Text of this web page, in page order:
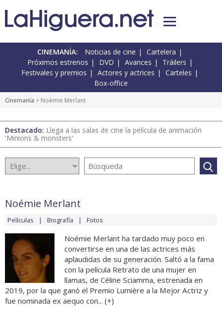
CINEMANÍA: Noticias de cine
Cartelera
Próximos estrenos
DVD Avances
Tráilers
Festivales y premios
Actores y actrices
Carteles
Box-office
Cinemanía > Noémie Merlant
Destacado: Llega a las salas de cine la película de animación
'Minions & monsters'
Noémie Merlant
Películas Biografía Fotos
Noémie Merlant ha tardado muy poco en
convertirse en una de las actrices más
aplaudidas de su generación. Saltó a la fama
con la película Retrato de una mujer en
llamas, de Céline Sciamma, estrenada en
2019, por la que ganó el Premio Lumière a la Mejor Actriz y
fue nominada ex aequo con... (+)